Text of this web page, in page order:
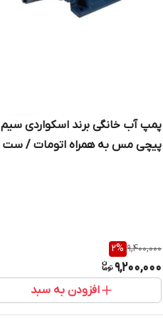
پمپ آب خانگی برند اسکواردی سیم
پیچی مس به همراه اتومات / ست
9,400,000
2%
9,200,000
افزودن به سبد